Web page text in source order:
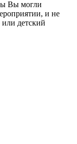
Вы могли
и не
детский